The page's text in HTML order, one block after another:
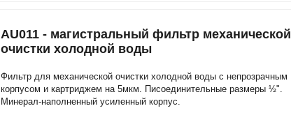
AU011 - магистральный фильтр механической
очистки холодной воды
Фильтр для механической очистки холодной воды с непрозрачным
корпусом и картриджем на 5мкм. Писоединительные размеры ½".
Минерал-наполненный усиленный корпус.